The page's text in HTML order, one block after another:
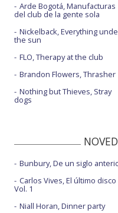
Arde Bogotá, Manufacturas
del club de la gente sola
Nickelback, Everything
the sun
FLO, Therapy at the club
Brandon Flowers, Thrasher
Nothing but Thieves, Stray
dogs
Bunbury, De un siglo
Carlos Vives, El último disco
Vol. 1
Niall Horan, Dinner party